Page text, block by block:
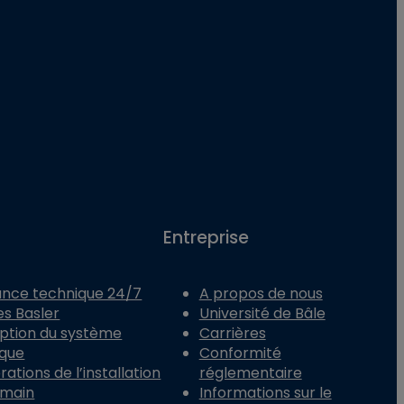
technique 24/7
Basler
du système
de l’installation
Entreprise
A propos de nous
Université de Bâle
Carrières
Conformité
réglementaire
Informations sur le